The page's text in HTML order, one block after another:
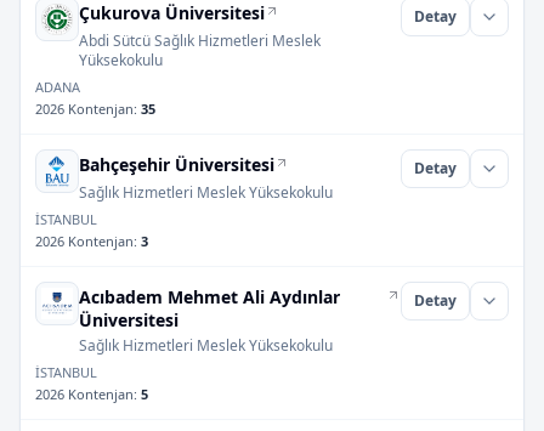
Çukurova Üniversitesi
Abdi Sütcü Sağlık Hizmetleri Meslek
Yüksekokulu
Detay
ADANA
2026 Kontenjan: 35
Bahçeşehir Üniversitesi
Sağlık Hizmetleri Meslek Yüksekokulu
Detay
İSTANBUL
2026 Kontenjan: 3
Acıbadem Mehmet Ali Aydınlar
Üniversitesi
Sağlık Hizmetleri Meslek Yüksekokulu
Detay
İSTANBUL
2026 Kontenjan: 5